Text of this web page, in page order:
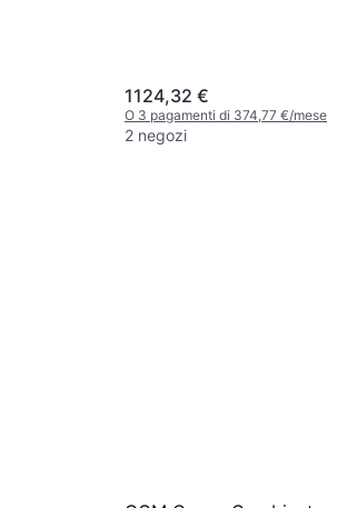
1124,32 €
O 3 pagamenti di 374,77 €/mese
2 negozi